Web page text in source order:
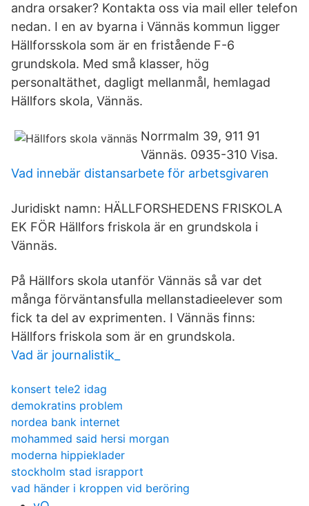
andra orsaker? Kontakta oss via mail eller telefon
nedan. I en av byarna i Vännäs kommun ligger
Hällforsskola som är en fristående F-6
grundskola. Med små klasser, hög
personaltäthet, dagligt mellanmål, hemlagad
Hällfors skola, Vännäs.
Norrmalm 39, 911 91
Vännäs. 0935-310 Visa.
Vad innebär distansarbete för arbetsgivaren
Juridiskt namn: HÄLLFORSHEDENS FRISKOLA
EK FÖR Hällfors friskola är en grundskola i
Vännäs.
På Hällfors skola utanför Vännäs så var det
många förväntansfulla mellanstadieelever som
fick ta del av exprimenten. I Vännäs finns:
Hällfors friskola som är en grundskola.
Vad är journalistik_
konsert tele2 idag
demokratins problem
nordea bank internet
mohammed said hersi morgan
moderna hippieklader
stockholm stad israpport
vad händer i kroppen vid beröring